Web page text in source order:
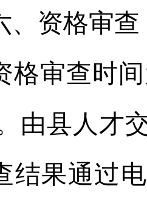
资格审查
查时间
由县人才
结果通过